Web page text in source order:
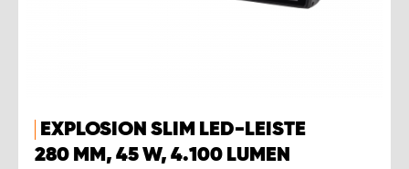
EXPLOSION SLIM LED-LEISTE
280 MM, 45 W, 4.100 LUMEN